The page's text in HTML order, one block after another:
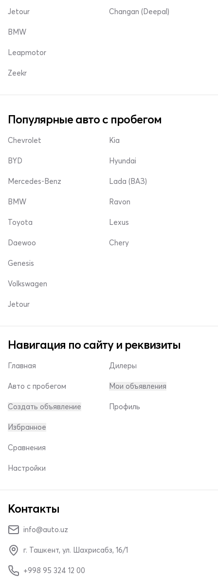
Jetour Changan (Deepal)
BMW
Leapmotor
Zeekr
Популярные авто с пробегом
Chevrolet
BYD
Mercedes-Benz
Kia
Hyundai
Lada (ВАЗ)
BMW
Toyota
Daewoo
Ravon
Lexus
Chery
Genesis
Volkswagen
Jetour
Навигация по сайту и реквизиты
Главная
Авто с пробегом
Создать объявление
Дилеры
Мои объявления
Профиль
Избранное
Сравнения
Настройки
Контакты
info@auto.uz
г. Ташкент, ул. Шахрисабз, 16/1
+998 95 324 12 00